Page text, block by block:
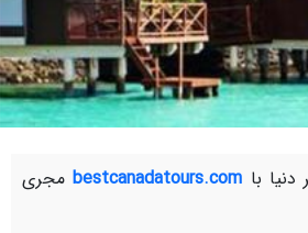
با bestcanadatours.comمجری